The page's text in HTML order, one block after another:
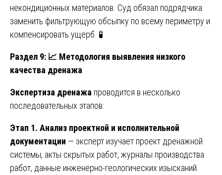
некондиционных материалов. Суд обязал подрядчика
заменить фильтрующую обсыпку по всему периметру и
компенсировать ущерб. 🧪
Раздел 9: 📈 Методология выявления низкого
качества дренажа
Экспертиза дренажа проводится в несколько
последовательных этапов:
Этап 1. Анализ проектной и исполнительной
документации — эксперт изучает проект дренажной
системы, акты скрытых работ, журналы производства
работ, данные инженерно-геологических изысканий.